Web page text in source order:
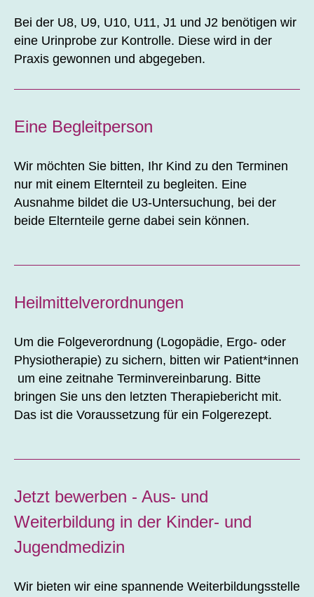
Bei der U8, U9, U10, U11, J1 und J2 benötigen wir
eine Urinprobe zur Kontrolle. Diese wird in der
Praxis gewonnen und abgegeben.
Eine Begleitperson
Wir möchten Sie bitten, Ihr Kind zu den Terminen
nur mit einem Elternteil zu begleiten. Eine
Ausnahme bildet die U3-Untersuchung, bei der
beide Elternteile gerne dabei sein können.
Heilmittelverordnungen
Um die Folgeverordnung (Logopädie, Ergo- oder
Physiotherapie) zu sichern, bitten wir Patient*innen
um eine zeitnahe Terminvereinbarung. Bitte
bringen Sie uns den letzten Therapiebericht mit.
Das ist die Voraussetzung für ein Folgerezept.
Jetzt bewerben - Aus- und
Weiterbildung in der Kinder- und
Jugendmedizin
Wir bieten wir eine spannende Weiterbildungsstelle